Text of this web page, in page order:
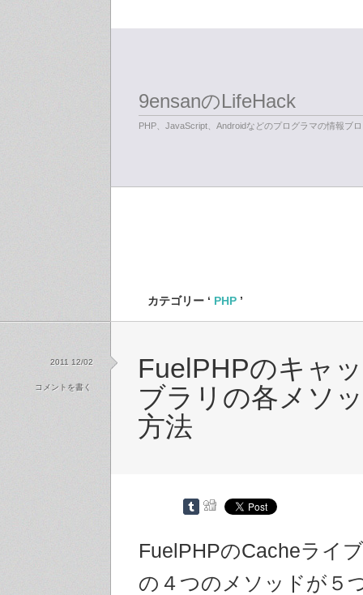
9ensanのLifeHack
PHP、JavaScript、Androidなどのプログラマの情報ブ
カテゴリー ‘ PHP ’
FuelPHPのキャ
ブラリの各メソ
方法
FuelPHPのCacheライ
の４つのメソッドが５
2011 12/02
コメントを書く